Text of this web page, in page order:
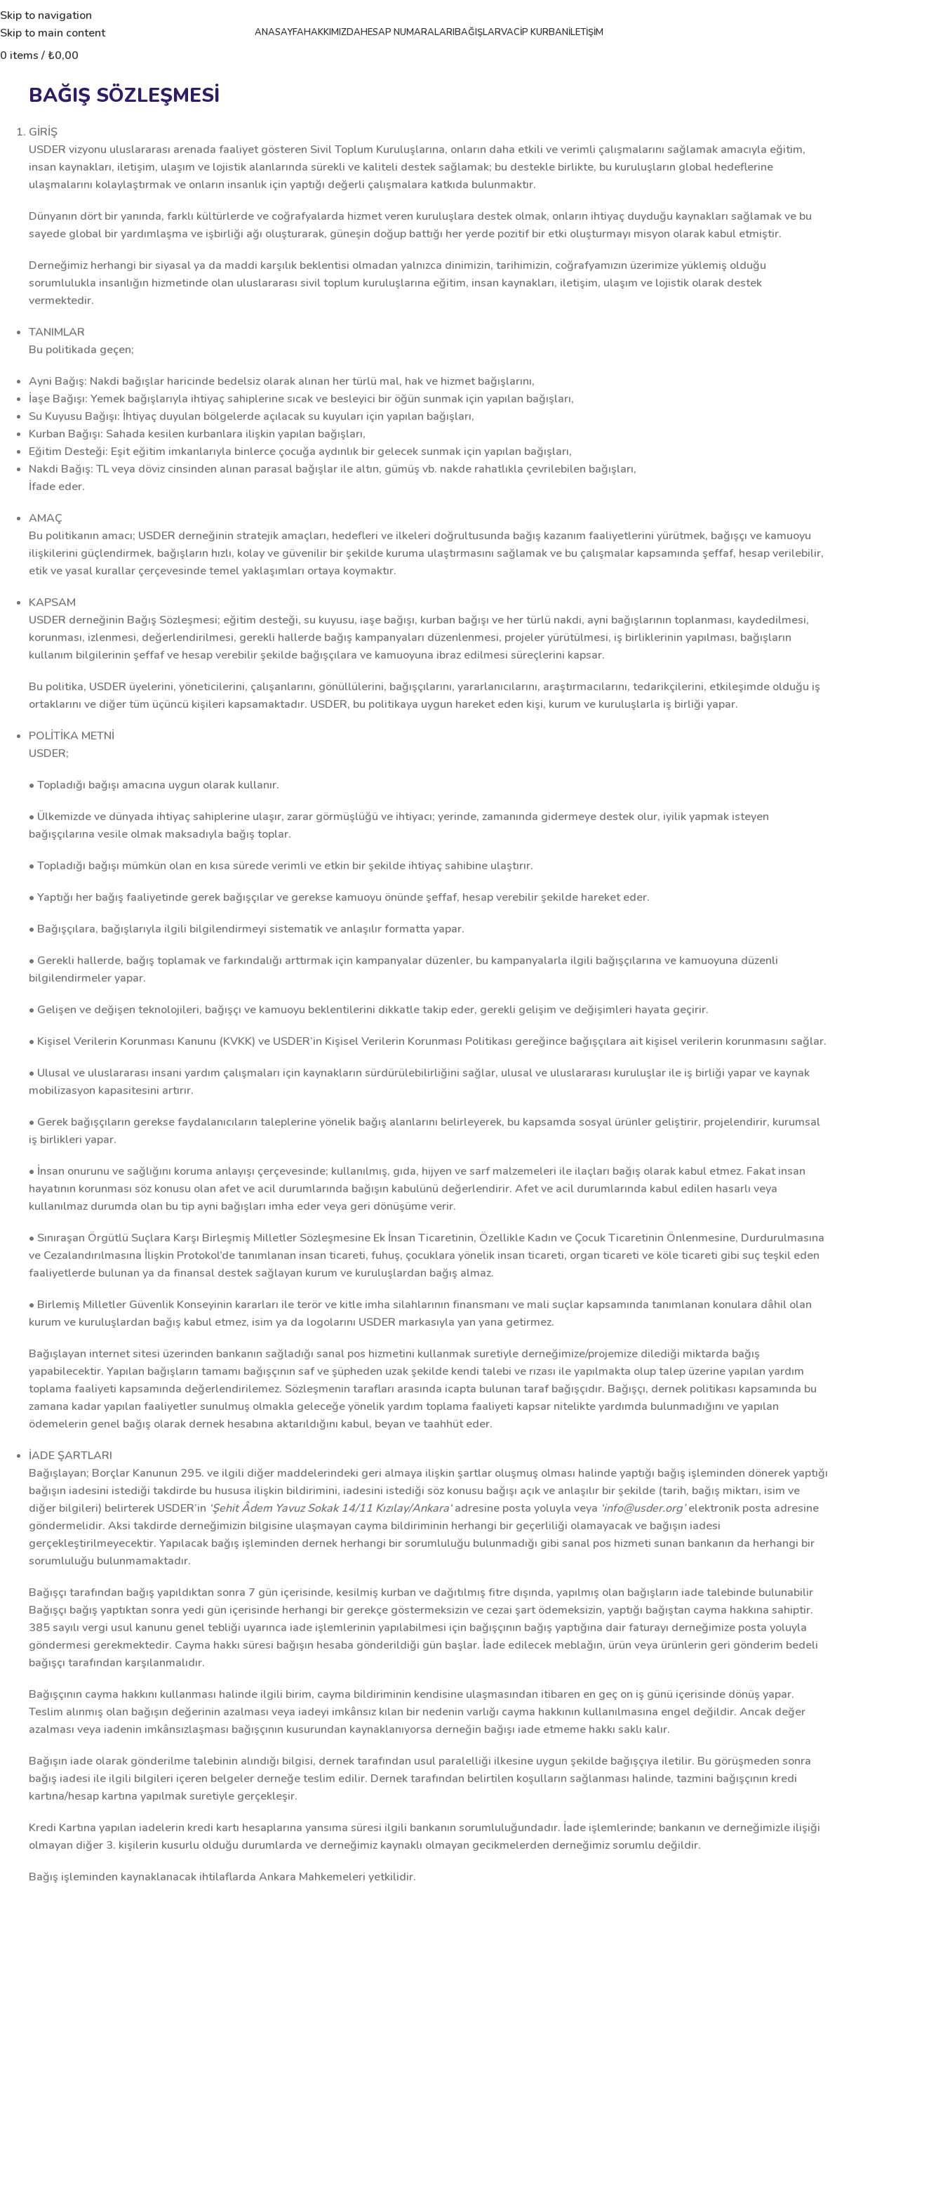
Skip to navigation
Skip to main content
ANASAYFAHAKKIMIZDAHESAP NUMARALARIBAĞIŞLARVACIP KURBANİLETIŞIM
0 items / ₺0,00
BAĞIŞ SÖZLEŞMESİ
GİRİŞ
USDER vizyonu uluslararası arenada faaliyet gösteren Sivil Toplum Kuruluşlarına, onların daha etkili ve verimli çalışmalarını sağlamak amacıyla eğitim,
insan kaynakları, iletişim, ulaşım ve lojistik alanlarında sürekli ve kaliteli destek sağlamak; bu destekle birlikte, bu kuruluşların global hedeflerine
ulaşmalarını kolaylaştırmak ve onların insanlık için yaptığı değerli çalışmalara katkıda bulunmaktır.
Dünyanın dört bir yanında, farklı kültürlerde ve coğrafyalarda hizmet veren kuruluşlara destek olmak, onların ihtiyaç duyduğu kaynakları sağlamak ve bu
sayede global bir yardımlaşma ve işbirliği ağı oluşturarak, güneşin doğup battığı her yerde pozitif bir etki oluşturmayı misyon olarak kabul etmiştir.
Derneğimiz herhangi bir siyasal ya da maddi karşılık beklentisi olmadan yalnızca dinimizin, tarihimizin, coğrafyamızın üzerimize yüklemiş olduğu
sorumlulukla insanlığın hizmetinde olan uluslararası sivil toplum kuruluşlarına eğitim, insan kaynakları, iletişim, ulaşım ve lojistik olarak destek
vermektedir.
TANIMLAR
Bu politikada geçen;
Ayni Bağış: Nakdi bağışlar haricinde bedelsiz olarak alınan her türlü mal, hak ve hizmet bağışlarını,
İaşe Bağışı: Yemek bağışlarıyla ihtiyaç sahiplerine sıcak ve besleyici bir öğün sunmak için yapılan bağışları,
Su Kuyusu Bağışı: İhtiyaç duyulan bölgelerde açılacak su kuyuları için yapılan bağışları,
Kurban Bağışı: Sahada kesilen kurbanlara ilişkin yapılan bağışları,
Eğitim Desteği: Eşit eğitim imkanlarıyla binlerce çocuğa aydınlık bir gelecek sunmak için yapılan bağışları,
Nakdi Bağış: TL veya döviz cinsinden alınan parasal bağışlar ile altın, gümüş vb. nakde rahatlıkla çevrilebilen bağışları,
İfade eder.
AMAÇ
Bu politikanın amacı; USDER derneğinin stratejik amaçları, hedefleri ve ilkeleri doğrultusunda bağış kazanım faaliyetlerini yürütmek, bağışçı ve kamuoyu
ilişkilerini güçlendirmek, bağışların hızlı, kolay ve güvenilir bir şekilde kuruma ulaştırmasını sağlamak ve bu çalışmalar kapsamında şeffaf, hesap verilebilir,
etik ve yasal kurallar çerçevesinde temel yaklaşımları ortaya koymaktır.
KAPSAM
USDER derneğinin Bağış Sözleşmesi; eğitim desteği, su kuyusu, iaşe bağışı, kurban bağışı ve her türlü nakdi, ayni bağışlarının toplanması, kaydedilmesi,
korunması, izlenmesi, değerlendirilmesi, gerekli hallerde bağış kampanyaları düzenlenmesi, projeler yürütülmesi, iş birliklerinin yapılması, bağışların
kullanım bilgilerinin şeffaf ve hesap verebilir şekilde bağışçılara ve kamuoyuna ibraz edilmesi süreçlerini kapsar.
Bu politika, USDER üyelerini, yöneticilerini, çalışanlarını, gönüllülerini, bağışçılarını, yararlanıcılarını, araştırmacılarını, tedarikçilerini, etkileşimde olduğu iş
ortaklarını ve diğer tüm üçüncü kişileri kapsamaktadır. USDER, bu politikaya uygun hareket eden kişi, kurum ve kuruluşlarla iş birliği yapar.
POLİTİKA METNİ
USDER;
• Topladığı bağışı amacına uygun olarak kullanır.
• Ülkemizde ve dünyada ihtiyaç sahiplerine ulaşır, zarar görmüşlüğü ve ihtiyacı; yerinde, zamanında gidermeye destek olur, iyilik yapmak isteyen
bağışçılarına vesile olmak maksadıyla bağış toplar.
• Topladığı bağışı mümkün olan en kısa sürede verimli ve etkin bir şekilde ihtiyaç sahibine ulaştırır.
• Yaptığı her bağış faaliyetinde gerek bağışçılar ve gerekse kamuoyu önünde şeffaf, hesap verebilir şekilde hareket eder.
• Bağışçılara, bağışlarıyla ilgili bilgilendirmeyi sistematik ve anlaşılır formatta yapar.
• Gerekli hallerde, bağış toplamak ve farkındalığı arttırmak için kampanyalar düzenler, bu kampanyalarla ilgili bağışçılarına ve kamuoyuna düzenli
bilgilendirmeler yapar.
• Gelişen ve değişen teknolojileri, bağışçı ve kamuoyu beklentilerini dikkatle takip eder, gerekli gelişim ve değişimleri hayata geçirir.
• Kişisel Verilerin Korunması Kanunu (KVKK) ve USDER’in Kişisel Verilerin Korunması Politikası gereğince bağışçılara ait kişisel verilerin korunmasını sağlar.
• Ulusal ve uluslararası insani yardım çalışmaları için kaynakların sürdürülebilirliğini sağlar, ulusal ve uluslararası kuruluşlar ile iş birliği yapar ve kaynak
mobilizasyon kapasitesini artırır.
• Gerek bağışçıların gerekse faydalanıcıların taleplerine yönelik bağış alanlarını belirleyerek, bu kapsamda sosyal ürünler geliştirir, projelendirir, kurumsal
iş birlikleri yapar.
• İnsan onurunu ve sağlığını koruma anlayışı çerçevesinde; kullanılmış, gıda, hijyen ve sarf malzemeleri ile ilaçları bağış olarak kabul etmez. Fakat insan
hayatının korunması söz konusu olan afet ve acil durumlarında bağışın kabulünü değerlendirir. Afet ve acil durumlarında kabul edilen hasarlı veya
kullanılmaz durumda olan bu tip ayni bağışları imha eder veya geri dönüşüme verir.
• Sınıraşan Örgütlü Suçlara Karşı Birleşmiş Milletler Sözleşmesine Ek İnsan Ticaretinin, Özellikle Kadın ve Çocuk Ticaretinin Önlenmesine, Durdurulmasına
ve Cezalandırılmasına İlişkin Protokol’de tanımlanan insan ticareti, fuhuş, çocuklara yönelik insan ticareti, organ ticareti ve köle ticareti gibi suç teşkil eden
faaliyetlerde bulunan ya da finansal destek sağlayan kurum ve kuruluşlardan bağış almaz.
• Birlemiş Milletler Güvenlik Konseyinin kararları ile terör ve kitle imha silahlarının finansmanı ve mali suçlar kapsamında tanımlanan konulara dâhil olan
kurum ve kuruluşlardan bağış kabul etmez, isim ya da logolarını USDER markasıyla yan yana getirmez.
Bağışlayan internet sitesi üzerinden bankanın sağladığı sanal pos hizmetini kullanmak suretiyle derneğimize/projemize dilediği miktarda bağış
yapabilecektir. Yapılan bağışların tamamı bağışçının saf ve şüpheden uzak şekilde kendi talebi ve rızası ile yapılmakta olup talep üzerine yapılan yardım
toplama faaliyeti kapsamında değerlendirilemez. Sözleşmenin tarafları arasında icapta bulunan taraf bağışçıdır. Bağışçı, dernek politikası kapsamında bu
zamana kadar yapılan faaliyetler sunulmuş olmakla geleceğe yönelik yardım toplama faaliyeti kapsar nitelikte yardımda bulunmadığını ve yapılan
ödemelerin genel bağış olarak dernek hesabına aktarıldığını kabul, beyan ve taahhüt eder.
İADE ŞARTLARI
Bağışlayan; Borçlar Kanunun 295. ve ilgili diğer maddelerindeki geri almaya ilişkin şartlar oluşmuş olması halinde yaptığı bağış işleminden dönerek yaptığı
bağışın iadesini istediği takdirde bu hususa ilişkin bildirimini, iadesini istediği söz konusu bağışı açık ve anlaşılır bir şekilde (tarih, bağış miktarı, isim ve
diğer bilgileri) belirterek USDER’in ‘Şehit Âdem Yavuz Sokak 14/11 Kızılay/Ankara‘adresine posta yoluyla veya ‘info@usder.org’elektronik posta adresine
göndermelidir. Aksi takdirde derneğimizin bilgisine ulaşmayan cayma bildiriminin herhangi bir geçerliliği olamayacak ve bağışın iadesi
gerçekleştirilmeyecektir. Yapılacak bağış işleminden dernek herhangi bir sorumluluğu bulunmadığı gibi sanal pos hizmeti sunan bankanın da herhangi bir
sorumluluğu bulunmamaktadır.
Bağışçı tarafından bağış yapıldıktan sonra 7 gün içerisinde, kesilmiş kurban ve dağıtılmış fitre dışında, yapılmış olan bağışların iade talebinde bulunabilir
Bağışçı bağış yaptıktan sonra yedi gün içerisinde herhangi bir gerekçe göstermeksizin ve cezai şart ödemeksizin, yaptığı bağıştan cayma hakkına sahiptir.
385 sayılı vergi usul kanunu genel tebliği uyarınca iade işlemlerinin yapılabilmesi için bağışçının bağış yaptığına dair faturayı derneğimize posta yoluyla
göndermesi gerekmektedir. Cayma hakkı süresi bağışın hesaba gönderildiği gün başlar. İade edilecek meblağın, ürün veya ürünlerin geri gönderim bedeli
bağışçı tarafından karşılanmalıdır.
Bağışçının cayma hakkını kullanması halinde ilgili birim, cayma bildiriminin kendisine ulaşmasından itibaren en geç on iş günü içerisinde dönüş yapar.
Teslim alınmış olan bağışın değerinin azalması veya iadeyi imkânsız kılan bir nedenin varlığı cayma hakkının kullanılmasına engel değildir. Ancak değer
azalması veya iadenin imkânsızlaşması bağışçının kusurundan kaynaklanıyorsa derneğin bağışı iade etmeme hakkı saklı kalır.
Bağışın iade olarak gönderilme talebinin alındığı bilgisi, dernek tarafından usul paralelliği ilkesine uygun şekilde bağışçıya iletilir. Bu görüşmeden sonra
bağış iadesi ile ilgili bilgileri içeren belgeler derneğe teslim edilir. Dernek tarafından belirtilen koşulların sağlanması halinde, tazmini bağışçının kredi
kartına/hesap kartına yapılmak suretiyle gerçekleşir.
Kredi Kartına yapılan iadelerin kredi kartı hesaplarına yansıma süresi ilgili bankanın sorumluluğundadır. İade işlemlerinde; bankanın ve derneğimizle ilişiği
olmayan diğer 3. kişilerin kusurlu olduğu durumlarda ve derneğimiz kaynaklı olmayan gecikmelerden derneğimiz sorumlu değildir.
Bağış işleminden kaynaklanacak ihtilaflarda Ankara Mahkemeleri yetkilidir.